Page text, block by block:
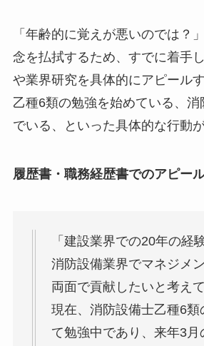
「年齢的に覚えが悪いのでは？
念を払拭するため、すでに着手
や業界研究を具体的にアピール
乙種6類の勉強を始めている、
でいる、といった具体的な行動が
履歴書・職務経歴書でのアピール
「建設業界での20年の経
消防設備業界でマネジメ
両面で貢献したいと考え
現在、消防設備士乙種6類
て勉強中であり、来年3月